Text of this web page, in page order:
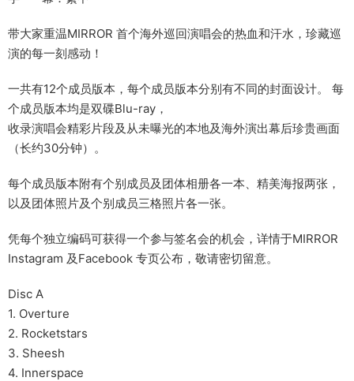
带大家重温MIRROR 首个海外巡回演唱会的热血和汗水，珍藏巡
演的每一刻感动！
一共有12个成员版本，每个成员版本分别有不同的封面设计。 每
个成员版本均是双碟Blu-ray，
收录演唱会精彩片段及从未曝光的本地及海外演出幕后珍贵画面
（长约30分钟）。
每个成员版本附有个别成员及团体相册各一本、精美海报两张，
以及团体照片及个别成员三格照片各一张。
凭每个独立编码可获得一个参与签名会的机会，详情于MIRROR
Instagram 及Facebook 专页公布，敬请密切留意。
Disc A
1. Overture
2. Rocketstars
3. Sheesh
4. Innerspace